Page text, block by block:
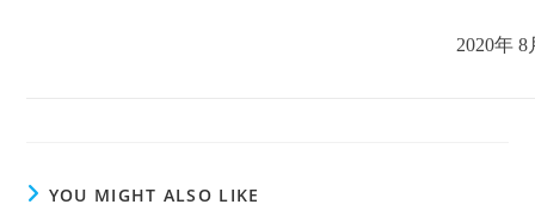
2020年 8
YOU MIGHT ALSO LIKE